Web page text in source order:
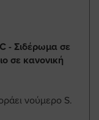
- Σιδέρωμα σε
σε κανονική
νούμερο S.